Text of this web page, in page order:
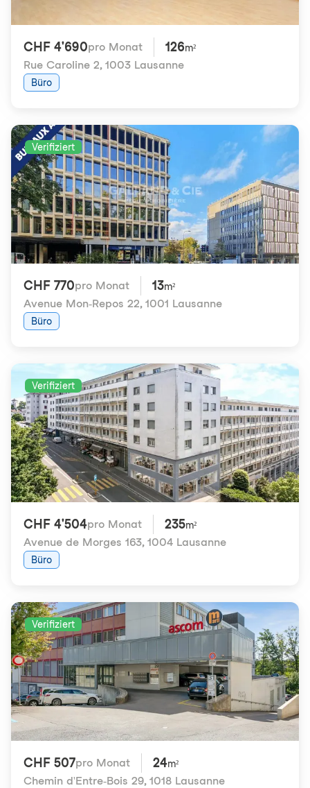
CHF 4'690pro Monat 126m²
Rue Caroline 2, 1003 Lausanne
Büro
Verifiziert
CHF 770pro Monat 13m²
Avenue Mon-Repos 22, 1001 Lausanne
Büro
Verifiziert
CHF 4'504pro Monat 235m²
Avenue de Morges 163, 1004 Lausanne
Büro
Verifiziert
CHF 507pro Monat 24m²
Chemin d'Entre-Bois 29, 1018 Lausanne